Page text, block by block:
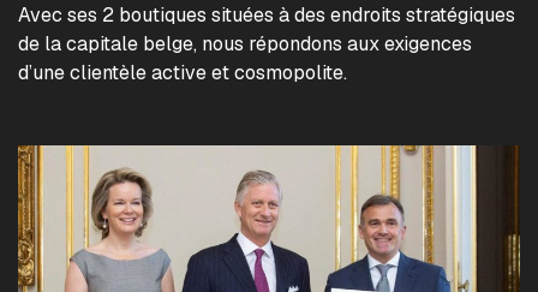
Avec ses 2 boutiques situées à des endroits stratégiques
de la capitale belge, nous répondons aux exigences
d’une clientèle active et cosmopolite.